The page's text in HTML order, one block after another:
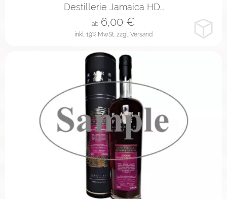
Destillerie Jamaica HD…
inkl. 19% MwSt. zzgl. Versand
ab 6,00 €